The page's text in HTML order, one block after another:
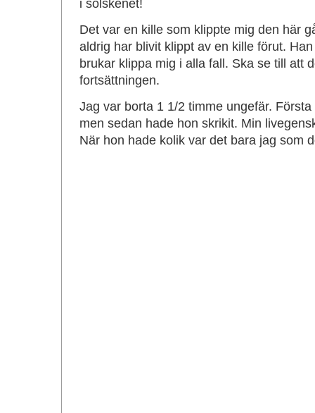
i solskenet!
Det var en kille som klippte mig den här
aldrig har blivit klippt av en kille förut.
brukar klippa mig i alla fall. Ska se till att
fortsättningen.
Jag var borta 1 1/2 timme ungefär.
men sedan hade hon skrikit. Min
När hon hade kolik var det bara jag som